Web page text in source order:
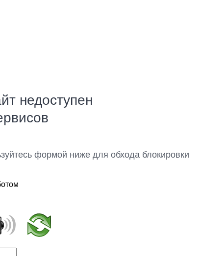
недоступен
формой ниже для обхода блокировки